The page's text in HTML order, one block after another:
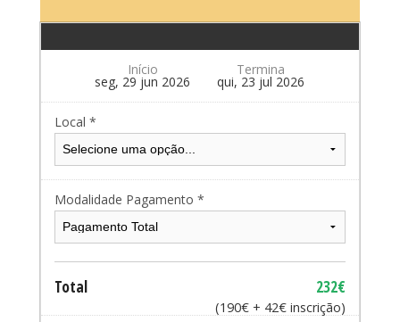
Início
seg, 29 jun 2026
Termina
qui, 23 jul 2026
Local *
Modalidade Pagamento *
Total 232€
(190€ + 42€ inscrição)